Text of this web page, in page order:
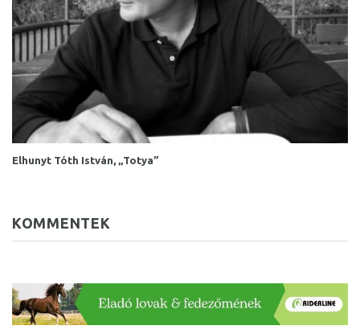
Elhunyt Tóth István, „Totya”
KOMMENTEK